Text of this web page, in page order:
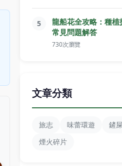
5
龍船花全攻略：種
常見問題解答
730次瀏覽
文章分類
旅志 味蕾環遊
鏟
煙火碎片